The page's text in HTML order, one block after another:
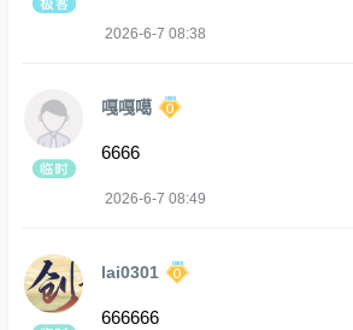
2026-6-7 08:38
嘎嘎噶
6666
2026-6-7 08:49
lai0301
666666